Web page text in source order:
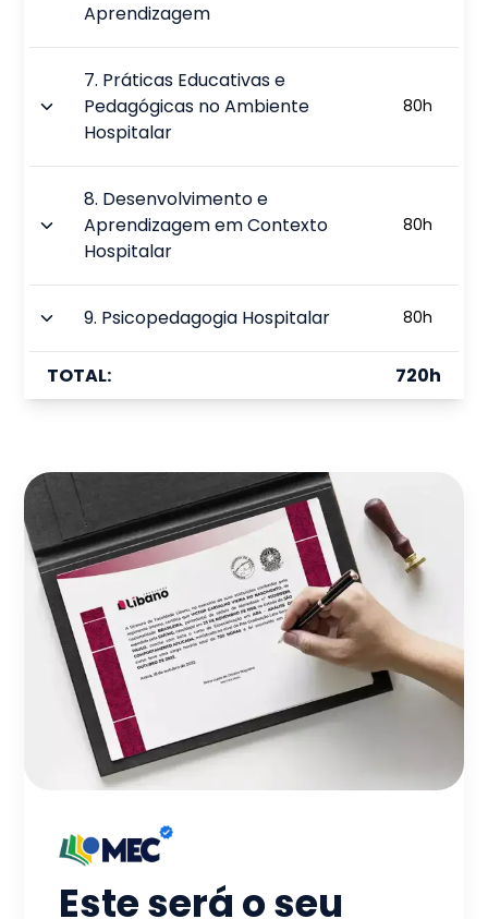
Aprendizagem
7. Práticas Educativas e
Pedagógicas no Ambiente
Hospitalar
80h
8. Desenvolvimento e
Aprendizagem em Contexto
Hospitalar
80h
9. Psicopedagogia Hospitalar 80h
TOTAL: 720h
Este será o seu